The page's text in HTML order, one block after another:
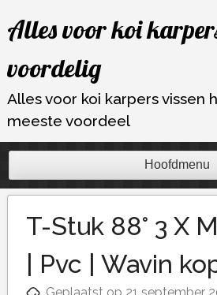
naar
inhoud
Alles voor koi
voordelig
Alles voor koi karpers vissen
meeste voordeel
Hoofdmenu
T-Stuk 88° 3 X
| Pvc | Wavin